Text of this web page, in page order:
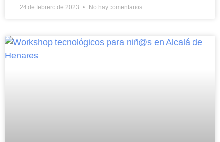
24 de febrero de 2023 No hay comentarios